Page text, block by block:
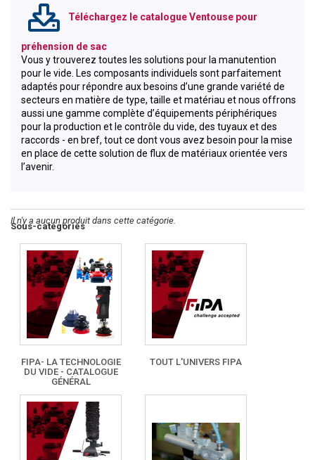
Téléchargez le catalogue Ventouse pour
préhension de sac
Vous y trouverez toutes les solutions pour la manutention
pour le vide. Les composants individuels sont parfaitement
adaptés pour répondre aux besoins d’une grande variété de
secteurs en matière de type, taille et matériau et nous offrons
aussi une gamme complète d’équipements périphériques
pour la production et le contrôle du vide, des tuyaux et des
raccords - en bref, tout ce dont vous avez besoin pour la mise
en place de cette solution de flux de matériaux orientée vers
l’avenir.
Il n'y a aucun produit dans cette catégorie.
Sous-catégories
FIPA- LA TECHNOLOGIE
DU VIDE - CATALOGUE
GÉNÉRAL
TOUT L'UNIVERS FIPA